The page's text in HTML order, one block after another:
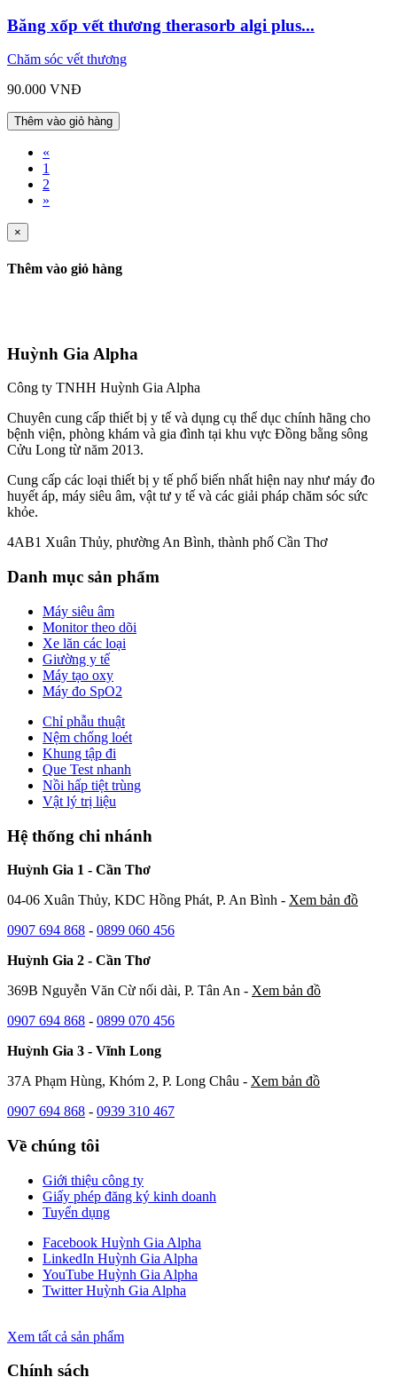
Băng xốp vết thương therasorb algi plus...
Chăm sóc vết thương
90.000 VNĐ
Thêm vào giỏ hàng
«
1
2
»
×
Thêm vào giỏ hàng
Huỳnh Gia Alpha
Công ty TNHH Huỳnh Gia Alpha
Chuyên cung cấp thiết bị y tế và dụng cụ thể dục chính hãng cho
bệnh viện, phòng khám và gia đình tại khu vực Đồng bằng sông
Cửu Long từ năm 2013.
Cung cấp các loại thiết bị y tế phổ biến nhất hiện nay như máy đo
huyết áp, máy siêu âm, vật tư y tế và các giải pháp chăm sóc sức
khỏe.
4AB1 Xuân Thủy, phường An Bình, thành phố Cần Thơ
Danh mục sản phẩm
Máy siêu âm
Monitor theo dõi
Xe lăn các loại
Giường y tế
Máy tạo oxy
Máy đo SpO2
Chỉ phẫu thuật
Nệm chống loét
Khung tập đi
Que Test nhanh
Nồi hấp tiệt trùng
Vật lý trị liệu
Hệ thống chi nhánh
Huỳnh Gia 1 - Cần Thơ
04-06 Xuân Thủy, KDC Hồng Phát, P. An Bình - Xem bản đồ
0907 694 868 - 0899 060 456
Huỳnh Gia 2 - Cần Thơ
369B Nguyễn Văn Cừ nối dài, P. Tân An - Xem bản đồ
0907 694 868 - 0899 070 456
Huỳnh Gia 3 - Vĩnh Long
37A Phạm Hùng, Khóm 2, P. Long Châu - Xem bản đồ
0907 694 868 - 0939 310 467
Về chúng tôi
Giới thiệu công ty
Giấy phép đăng ký kinh doanh
Tuyển dụng
Facebook Huỳnh Gia Alpha
LinkedIn Huỳnh Gia Alpha
YouTube Huỳnh Gia Alpha
Twitter Huỳnh Gia Alpha
Xem tất cả sản phẩm
Chính sách